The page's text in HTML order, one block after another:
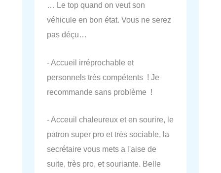
… Le top quand on veut son
véhicule en bon état. Vous ne serez
pas déçu…
- Accueil irréprochable et
personnels très compétents ! Je
recommande sans problème !
- Acceuil chaleureux et en sourire, le
patron super pro et très sociable, la
secrétaire vous mets a l'aise de
suite, très pro, et souriante. Belle